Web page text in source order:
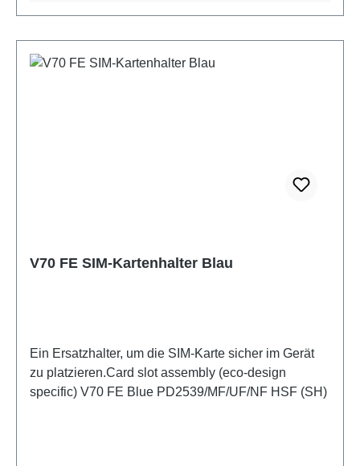
V70 FE SIM-Kartenhalter Blau
Ein Ersatzhalter, um die SIM-Karte sicher im Gerät
zu platzieren.Card slot assembly (eco-design
specific) V70 FE Blue PD2539/MF/UF/NF HSF (SH)